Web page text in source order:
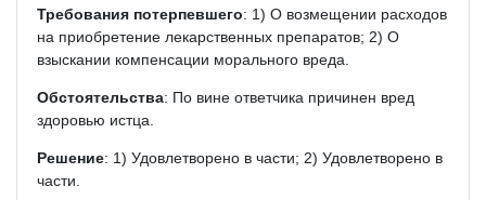
Требования потерпевшего: 1) О возмещении расходов
на приобретение лекарственных препаратов; 2) О
взыскании компенсации морального вреда.
Обстоятельства: По вине ответчика причинен вред
здоровью истца.
Решение: 1) Удовлетворено в части; 2) Удовлетворено в
части.